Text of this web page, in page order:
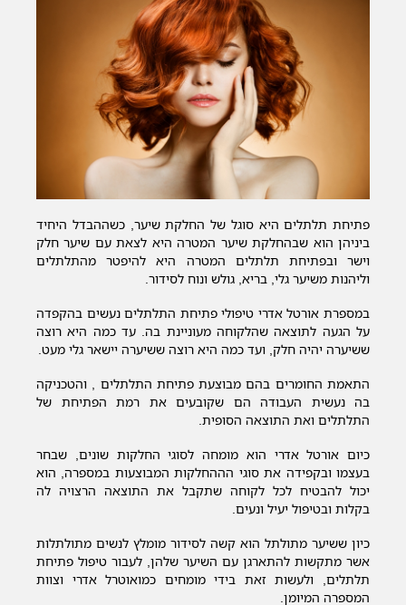
פתיחת תלתלים היא סוגל של החלקת שיער, כשההבדל היחיד
ביניהן הוא שבהחלקת שיער המטרה היא לצאת עם שיער חלק
וישר ובפתיחת תלתלים המטרה היא להיפטר מהתלתלים
וליהנות משיער גלי, בריא, גולש ונוח לסידור.
במספרת אורטל אדרי טיפולי פתיחת התלתלים נעשים בהקפדה
על הגעה לתוצאה שהלקוחה מעוניינת בה. עד כמה היא רוצה
ששיערה יהיה חלק, ועד כמה היא רוצה ששיערה יישאר גלי מעט.
התאמת החומרים בהם מבוצעת פתיחת התלתלים , והטכניקה
בה נעשית העבודה הם שקובעים את רמת הפתיחת של
התלתלים ואת התוצאה הסופית.
כיום אורטל אדרי הוא מומחה לסוגי החלקות שונים, שבחר
בעצמו ובקפידה את סוגי הההחלקות המבוצעות במספרה, הוא
יכול להבטיח לכל לקוחה שתקבל את התוצאה הרצויה לה
בקלות ובטיפול יעיל ונעים.
כיון ששיער מתולתל הוא קשה לסידור מומלץ לנשים מתולתלות
אשר מתקשות להתארגן עם השיער שלהן, לעבור טיפול פתיחת
תלתלים, ולעשות זאת בידי מומחים כמואוטרל אדרי וצוות
המספרה המיומן.